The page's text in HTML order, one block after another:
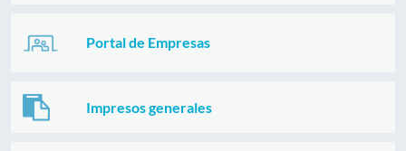
Portal de Empresas
Impresos generales